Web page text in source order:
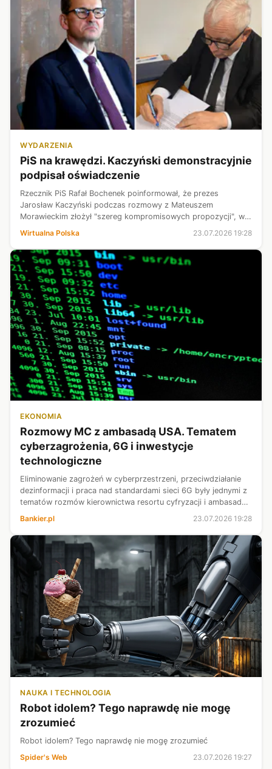
WYDARZENIA
PiS na krawędzi. Kaczyński demonstracyjnie
podpisał oświadczenie
Rzecznik PiS Rafał Bochenek poinformował, że prezes
Jarosław Kaczyński podczas rozmowy z Mateuszem
Morawieckim złożył "szereg kompromisowych propozycji", w
tym nie likwidacji, a zamrożenia stowarzyszenia "Rozwój Plus".
Wirtualna Polska 23.07.2026 19:28
EKONOMIA
Rozmowy MC z ambasadą USA. Tematem
cyberzagrożenia, 6G i inwestycje
technologiczne
Eliminowanie zagrożeń w cyberprzestrzeni, przeciwdziałanie
dezinformacji i praca nad standardami sieci 6G były jednymi z
tematów rozmów kierownictwa resortu cyfryzacji i ambasady
USA w Polsce - poinformowało w czwartek Ministerstwo
Cyfryzacji.
Bankier.pl 23.07.2026 19:28
NAUKA I TECHNOLOGIA
Robot idolem? Tego naprawdę nie mogę
zrozumieć
Robot idolem? Tego naprawdę nie mogę zrozumieć
Spider's Web
23.07.2026 19:27